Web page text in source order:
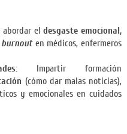
abordar eldesgaste emocional,
burnouten médicos, enfermeros
Impartir formación
(cómo dar malas noticias),
y emocionales en cuidados